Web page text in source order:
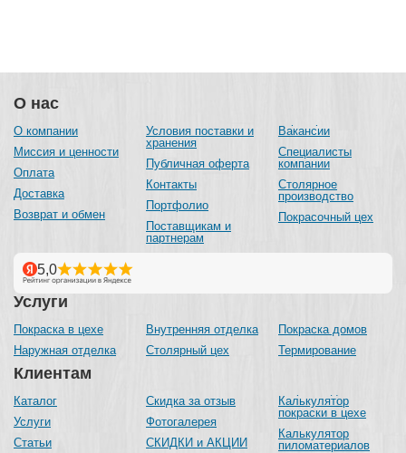
О нас
О компании
Миссия и ценности
Оплата
Доставка
Возврат и обмен
Условия поставки и
хранения
Публичная оферта
Контакты
Портфолио
Поставщикам и
партнерам
Вакансии
Специалисты
компании
Столярное
производство
Покрасочный цех
Услуги
Покраска в цехе
Наружная отделка
Внутренняя отделка
Столярный цех
Покраска домов
Термирование
Клиентам
Каталог
Услуги
Статьи
Скидка за отзыв
Фотогалерея
СКИДКИ и АКЦИИ
Калькулятор
покраски в цехе
Калькулятор
пиломатериалов